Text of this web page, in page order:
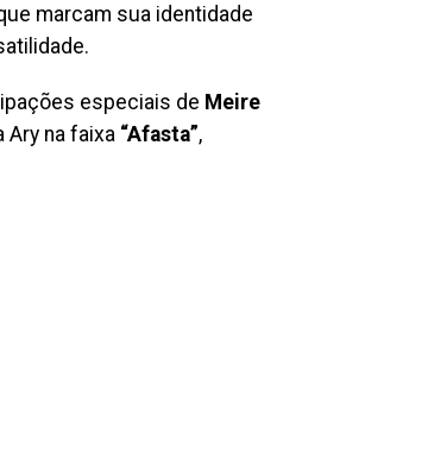
marcam sua identidade
especiais de Meire
Ary na faixa “Afasta”,